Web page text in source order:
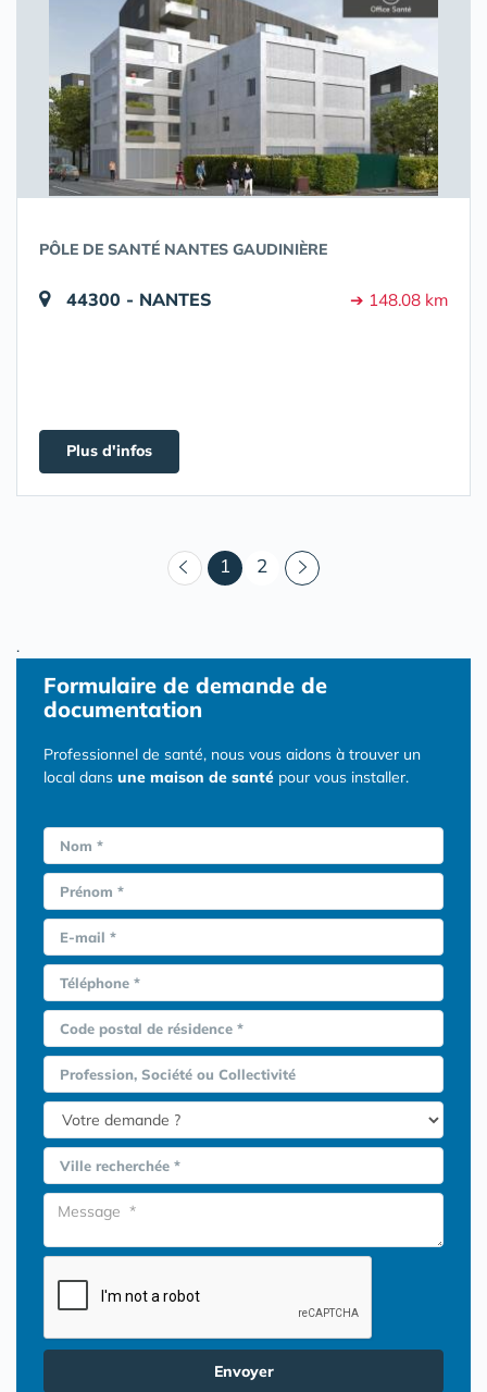
PÔLE DE SANTÉ NANTES GAUDINIÈRE
44300 - NANTES ➔ 148.08 km
Plus d'infos
1 (courant)
2
.
Formulaire de demande de
documentation
Professionnel de santé, nous vous aidons à trouver un
local dans une maison de santé pour vous installer.
Nom *
Prénom *
E-mail *
Téléphone *
Code postal de résidence *
Profession, Société ou Collectivité
Ville recherchée *
Envoyer